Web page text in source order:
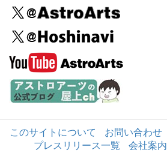
このサイトについて お問い合わせ
プレスリリース一覧
会社案内